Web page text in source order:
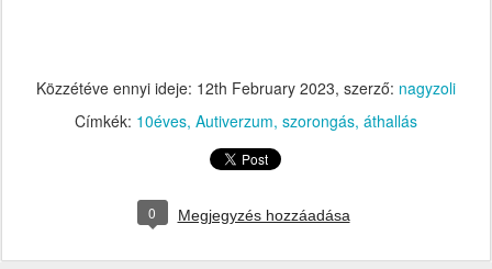
Közzétéve ennyi ideje: 12th February 2023, szerző: nagyzoli
Címkék: 10éves Autiverzum szorongás áthallás
0 Megjegyzés hozzáadása